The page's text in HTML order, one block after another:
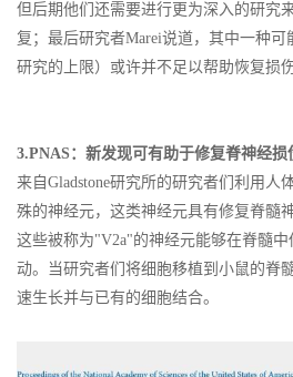
但后期他们还需要进行更为深入的研究
复；最后研究者Marei说道，其中一种
研究的上限）或许并不足以帮助恢复损
3.PNAS：新发现可有助于修复脊神经损
来自Gladstone研究所的研究者们利用人
殊的神经元，这类神经元具有修复脊髓
这些被称为"V2a"的神经元能够在脊髓
动。当研究者们将细胞移植到小鼠的脊
速生长并与已有的细胞结合。